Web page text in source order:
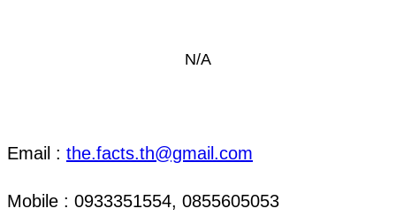
N/A
Email : the.facts.th@gmail.com
Mobile : 0933351554, 0855605053